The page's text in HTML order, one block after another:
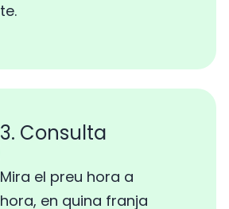
te.
3. Consulta
Mira el preu hora a
hora, en quina franja